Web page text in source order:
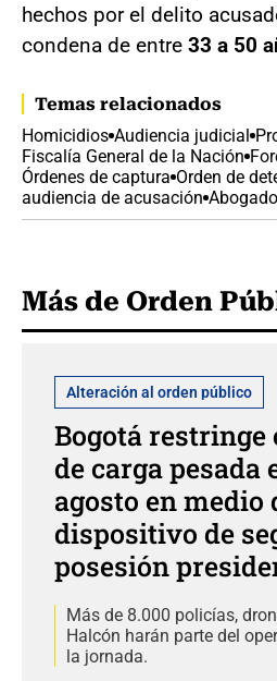
hechos por el delito
condena de entre 33 a 50
Temas relacionados
Homicidios Audiencia judicial
Fiscalía General de la Nación
Órdenes de captura Orden de
audiencia de acusación
Más de Orden
Alteración al orden público
Bogotá
de carga pesada
agosto en medio
dispositivo de
posesión
Más de 8.000 policías,
Halcón harán parte del
la jornada.